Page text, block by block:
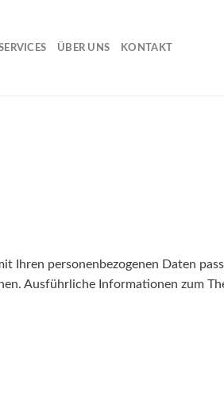
ÜBER UNS KONTAKT
Ihren personenbezogenen Daten
Ausführliche Informationen zum